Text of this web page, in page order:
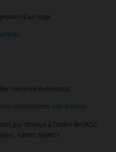
d’un litige
sécurisé ci-dessous :
readhesions-adc-france/
par chèque à l’ordre de l’ADC
54000 NANCY